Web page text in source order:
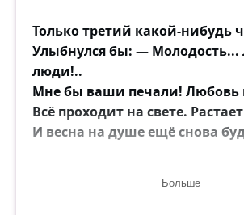
Только третий какой-нибудь
Улыбнулся бы: —
люди!..
Мне бы ваши печали! Любовь
Всё проходит на свете. Растает
И весна на душе ещё снова
Если возраст подует
Больше